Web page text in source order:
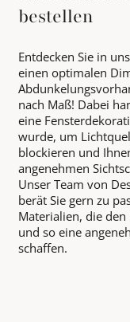
bestellen
Entdecken Sie in
einen optimalen
nach Maß! Dabei
eine
wurde, um
blockieren und
angenehmen
Unser Team von
berät Sie gern zu
Materialien, die
und so eine
schaffen.